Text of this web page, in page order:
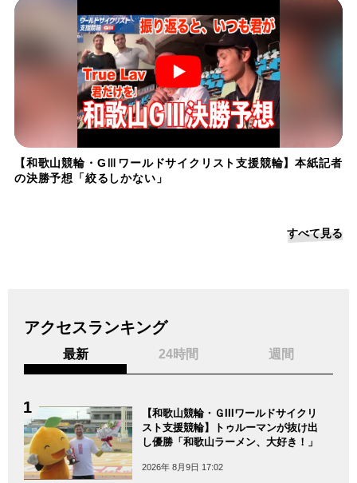
【和歌山競輪・GⅢワールドサイクリスト支援競輪】本紙記者
の決勝予想「絞るしかない」
すべて見る
アクセスランキング
最新 24時間 週間
【和歌山競輪・ＧIIIワールドサイクリ
スト支援競輪】トゥルーマンが抜け出
し優勝「和歌山ラーメン、大好き！」
2026年 8月9日 17:02